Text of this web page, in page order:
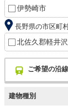
伊勢崎市
長野県の市区町
北佐久郡軽井
ご希望の沿
建物種別